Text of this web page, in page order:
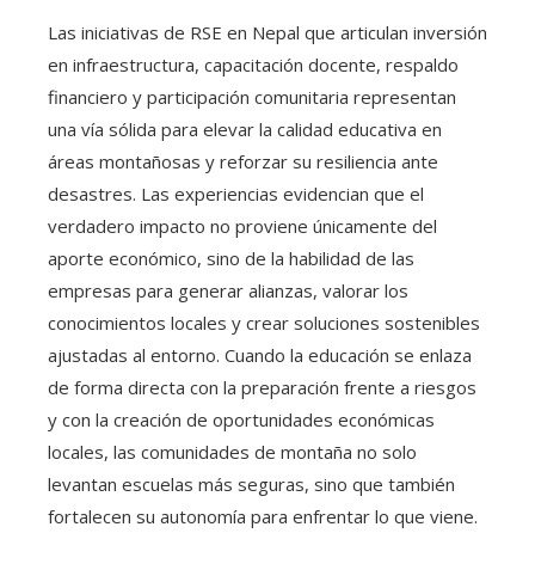
Las iniciativas de RSE en Nepal que articulan inversión
en infraestructura, capacitación docente, respaldo
financiero y participación comunitaria representan
una vía sólida para elevar la calidad educativa en
áreas montañosas y reforzar su resiliencia ante
desastres. Las experiencias evidencian que el
verdadero impacto no proviene únicamente del
aporte económico, sino de la habilidad de las
empresas para generar alianzas, valorar los
conocimientos locales y crear soluciones sostenibles
ajustadas al entorno. Cuando la educación se enlaza
de forma directa con la preparación frente a riesgos
y con la creación de oportunidades económicas
locales, las comunidades de montaña no solo
levantan escuelas más seguras, sino que también
fortalecen su autonomía para enfrentar lo que viene.